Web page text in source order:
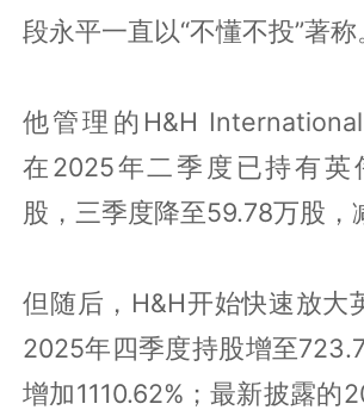
段永平一直以“不懂不投”著称
他管理的H&H
在2025年二季度已持有英
股，三季度降至59.78万股，
但随后，H&H开始快速放大
2025年四季度持股增至
增加1110.62%；最新披露的